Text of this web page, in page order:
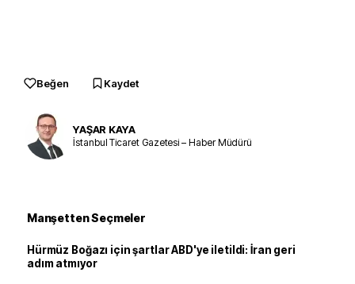
Beğen Kaydet
YAŞAR KAYA
İstanbul Ticaret Gazetesi – Haber Müdürü
Manşetten Seçmeler
Hürmüz Boğazı için şartlar ABD'ye iletildi: İran geri
adım atmıyor